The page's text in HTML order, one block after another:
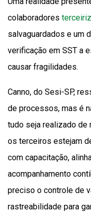
colaboradores
salvaguardados e um
verificação em SST a
causar fragilidades.
Canno, do Sesi-SP,
de processos, mas é
tudo seja realizado de
os terceiros estejam
com capacitação,
acompanhamento
preciso o controle de
rastreabilidade para